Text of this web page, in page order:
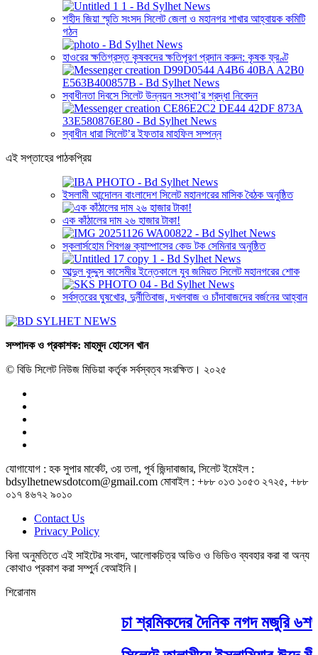
শহীদ জিয়া স্মৃতি সংসদ সিলেট জেলা ও মহানগর শাখার আহ্বায়ক কমিটি
গঠন
হাওরের ক্ষতিগ্রস্ত কৃষকদের ক্ষতিপূরণ প্রদান করুন: কৃষক ফ্রণ্ট
স্বাধীনতা দিবসে সিলেট উন্নয়ন সংস্থা’র শ্রদ্ধা নিবেদন
স্বাধীন ধারা সিলেট’র ইফতার মাহফিল সম্পন্ন
এই সপ্তাহের পাঠকপ্রিয়
ইসলামী আন্দোলন বাংলাদেশ সিলেট মহানগরের মাসিক বৈঠক অনুষ্ঠিত
এক কাঁঠালের দাম ২৬ হাজার টাকা!
স্কলার্সহোম শিবগঞ্জ ক্যাম্পাসের কেড টক সেমিনার অনুষ্ঠিত
আব্দুল কুদ্দুস কাসেমীর ইন্তেকালে যুব জমিয়ত সিলেট মহানগরের শোক
সর্বস্তরের ঘুষখোর, দুর্নীতিবাজ, দখলবাজ ও চাঁদাবাজদের বর্জনের আহ্বান
সম্পাদক ও প্রকাশক: মাহমুদ হোসেন খান
© বিডি সিলেট নিউজ মিডিয়া কর্তৃক সর্বস্বত্ব সংরক্ষিত। ২০২৫
যোগাযোগ : হক সুপার মার্কেট, ৩য় তলা, পূর্ব জিন্দাবাজার, সিলেট ইমেইল :
bdsylhetnewsdotcom@gmail.com মোবাইল : +৮৮ ০১৩ ১০৫৩ ২৭২৫, +৮৮
০১৭ ৪৬৭২ ৯০১০
Contact Us
Privacy Policy
বিনা অনুমতিতে এই সাইটের সংবাদ, আলোকচিত্র অডিও ও ভিডিও ব্যবহার করা বা অন্য
কোথাও প্রকাশ করা সম্পুর্ন বেআইনি।
শিরোনাম
চা শ্রমিকদের দৈনিক নগদ মজুরি